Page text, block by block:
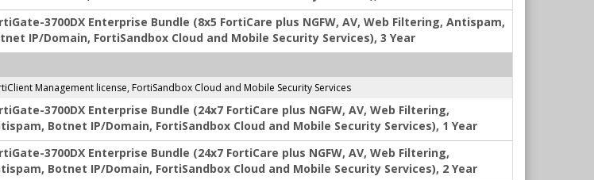
3700DX Enterprise Bundle (8x5 FortiCare plus NGFW, AV, Web Filtering, Antispam,
IP/Domain, FortiSandbox Cloud and Mobile Security Services), 3 Year
Management license, FortiSandbox Cloud and Mobile Security Services
3700DX Enterprise Bundle (24x7 FortiCare plus NGFW, AV, Web Filtering,
Botnet IP/Domain, FortiSandbox Cloud and Mobile Security Services), 1 Year
3700DX Enterprise Bundle (24x7 FortiCare plus NGFW, AV, Web Filtering,
Botnet IP/Domain, FortiSandbox Cloud and Mobile Security Services), 2 Year